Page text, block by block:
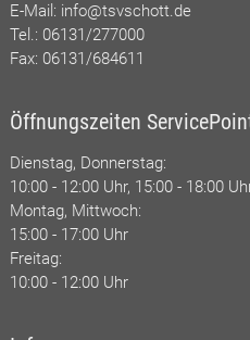
E-Mail: info@tsvschott.de
Tel.: 06131/277000
Fax: 06131/684611
Öffnungszeiten
Dienstag, Donnerstag:
10:00 - 12:00 Uhr, 15:00 - 18:00
Montag, Mittwoch:
15:00 - 17:00 Uhr
Freitag:
10:00 - 12:00 Uhr